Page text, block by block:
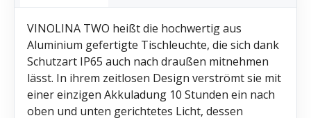
VINOLINA TWO heißt die hochwertig aus
Aluminium gefertigte Tischleuchte, die sich dank
Schutzart IP65 auch nach draußen mitnehmen
lässt. In ihrem zeitlosen Design verströmt sie mit
einer einzigen Akkuladung 10 Stunden ein nach
oben und unten gerichtetes Licht, dessen